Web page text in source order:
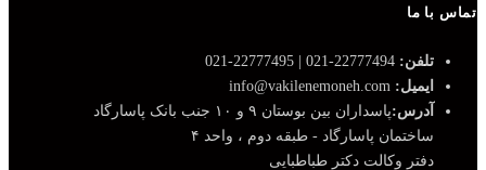
تماس با ما
تلفن:
ایمیل:
آدرس:پاسداران بین بوستان ۹ و ۱۰ جنب بانک پاسارگاد
ساختمان پاسارگاد - طبقه دوم ، واحد ۴
دفتر وکالت دکتر طباطبایی